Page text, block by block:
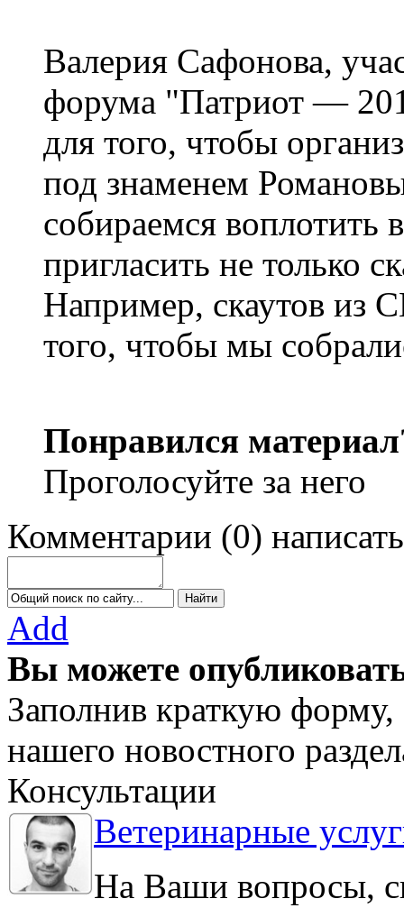
Валерия Сафонова,
форума "Патриот —
для того, чтобы
под знаменем
собираемся
пригласить не только
Например, скаутов из
того, чтобы мы
Понравился
Проголосуйте за него
Комментарии (0) написать
Add
Вы можете
Заполнив краткую
нашего новостного
Консультации
Ветеринарные
На Ваши вопросы,